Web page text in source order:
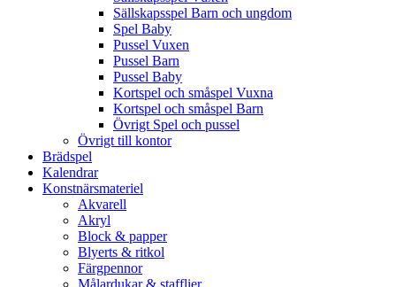
Sällskapsspel Barn och ungdom
Spel Baby
Pussel Vuxen
Pussel Barn
Pussel Baby
Kortspel och småspel Vuxna
Kortspel och småspel Barn
Övrigt Spel och pussel
Övrigt till kontor
Brädspel
Kalendrar
Konstnärsmateriel
Akvarell
Akryl
Block & papper
Blyerts & ritkol
Färgpennor
Målardukar & stafflier